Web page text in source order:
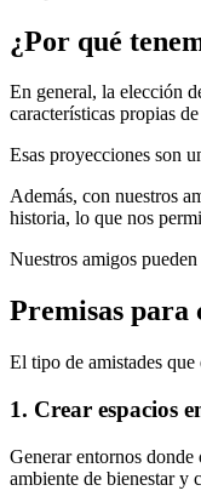
¿Por qué
En general, la elección
características propias
Esas proyecciones son
Además, con nuestros
historia, lo que nos
Nuestros amigos
Premisas para
El tipo de amistades
1. Crear espacios
Generar entornos
ambiente de bienestar y